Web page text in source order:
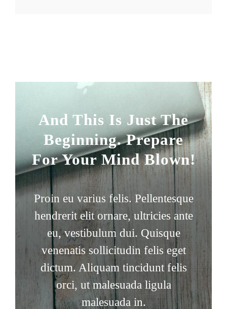
And This Is Just The
Beginning. Prepare
For Your Mind Blown!
Proin eu varius felis. Pellentesque
hendrerit elit ornare, ultricies ante
eu, vestibulum dui. Quisque
venenatis sollicitudin felis eget
dictum. Aliquam tincidunt felis
orci, ut malesuada ligula
malesuada in.